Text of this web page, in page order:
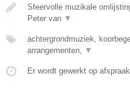
Sfeervolle muzikale
Peter van ▼
achtergrondmuziek,
arrangementen, ▼
Er wordt gewerkt op